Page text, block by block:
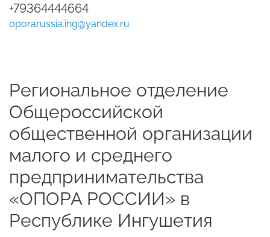
+79364444664
oporarussia.ing@yandex.ru
Региональное отделение
Общероссийской
общественной организации
малого и среднего
предпринимательства
«ОПОРА РОССИИ» в
Республике Ингушетия